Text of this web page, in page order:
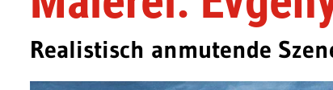
Realistisch anmutende